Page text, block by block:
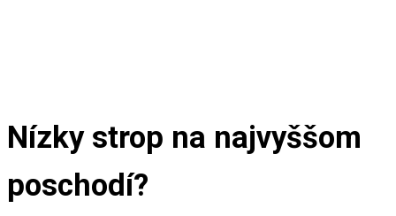
Nízky strop na najvyššom
poschodí?